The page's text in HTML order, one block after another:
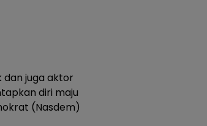
dan juga aktor
diri maju
(Nasdem)